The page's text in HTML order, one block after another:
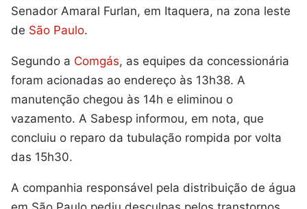
Senador Amaral Furlan, em Itaquera, na zona leste
de São Paulo.
Segundo a Comgás, as equipes da concessionária
foram acionadas ao endereço às 13h38. A
manutenção chegou às 14h e eliminou o
vazamento. A Sabesp informou, em nota, que
concluiu o reparo da tubulação rompida por volta
das 15h30.
A companhia responsável pela distribuição de água